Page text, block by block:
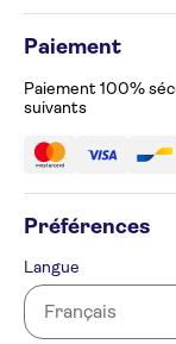
Avis de
Gérez vos
Formulaire de
Paiement
Paiement 100%
suivants
Préférences
Langue